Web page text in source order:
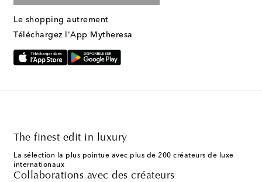
Le shopping autrement
Téléchargez l'App Mytheresa
The finest edit in luxury
La sélection la plus pointue avec plus de 200 créateurs de luxe
internationaux
Collaborations avec des créateurs